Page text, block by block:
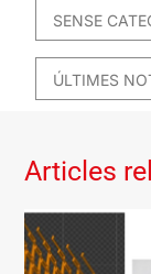
SENSE
ÚLTIMES
Articles